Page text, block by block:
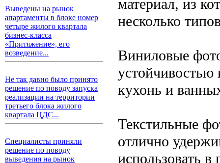
Выведены на рынок
апартаменты в блоке номер
четыре жилого квартала
бизнес-класса
«Притяжение», его
возведение...
Не так давно было принято
решение по поводу запуска
реализации на территории
третьего блока жилого
квартала ЦДС...
Специалисты приняли
решение по поводу
выведения на рынок
материал, из
несколько
Виниловые
устойчивостью
кухонь и
Текстильные
отлично
использовать